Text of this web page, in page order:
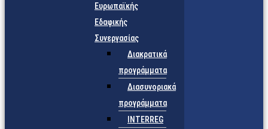
Ευρωπαϊκής
Εδαφικής
Συνεργασίας
Διακρατικά
προγράμματα
Διασυνοριακά
προγράμματα
INTERREG